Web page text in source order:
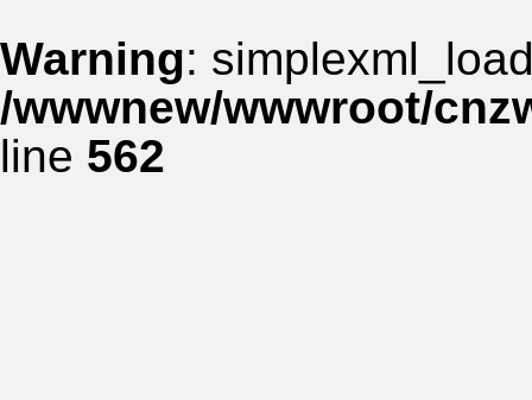
Warning:
/wwwnew/wwwroot/
line 562